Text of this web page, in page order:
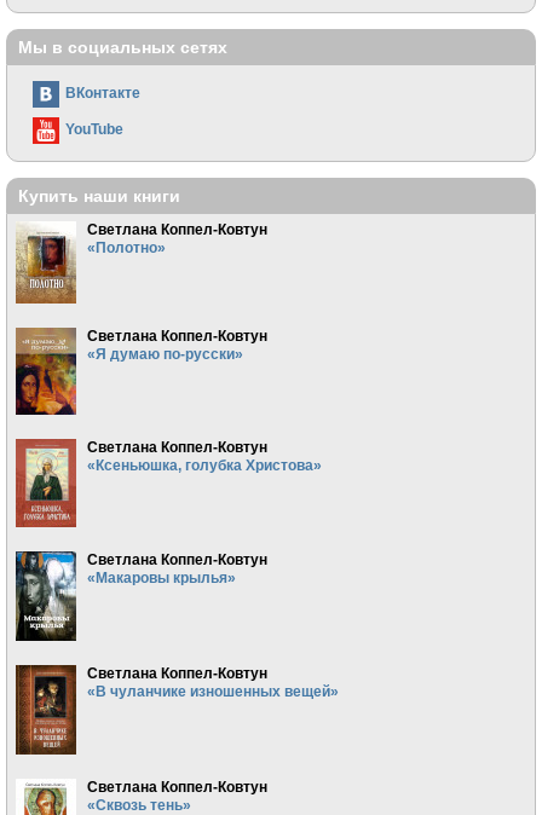
Мы в социальных сетях
ВКонтакте
YouTube
Купить наши книги
Светлана Коппел-Ковтун
«Полотно»
Светлана Коппел-Ковтун
«Я думаю по-русски»
Светлана Коппел-Ковтун
«Ксеньюшка, голубка Христова»
Светлана Коппел-Ковтун
«Макаровы крылья»
Светлана Коппел-Ковтун
«В чуланчике изношенных вещей»
Светлана Коппел-Ковтун
«Сквозь тень»